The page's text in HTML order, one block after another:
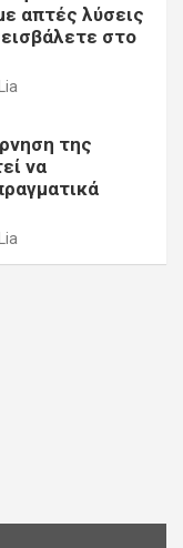
απτές λύσεις
στο
Lia
της
να
Lia